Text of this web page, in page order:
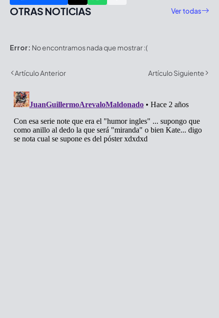
OTRAS NOTICIAS Ver todas
Error: No encontramos nada que mostrar :(
Artículo Anterior Artículo Siguiente